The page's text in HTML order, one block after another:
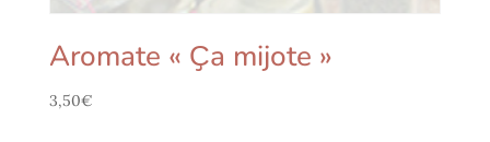
Aromate « Ҫa mijote »
3,50€